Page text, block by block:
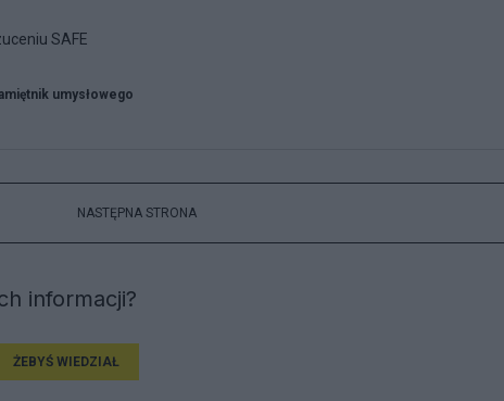
SAFE
umysłowego
NASTĘPNA STRONA
informacji?
ŻEBYŚ WIEDZIAŁ